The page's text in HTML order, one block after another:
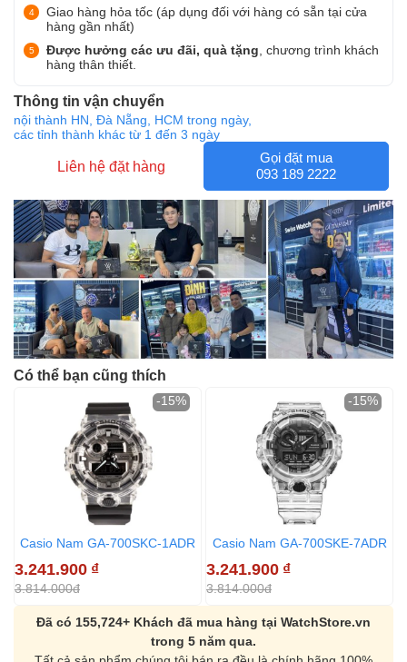
Giao hàng hỏa tốc (áp dụng đối với hàng có sẵn tại cửa
hàng gần nhất)
Được hưởng các ưu đãi, quà tặng , chương trình khách
hàng thân thiết.
Thông tin vận chuyển
nội thành HN, Đà Nẵng, HCM trong ngày,
các tỉnh thành khác từ 1 đến 3 ngày
Liên hệ đặt hàng
Gọi đặt mua
093 189 2222
Có thể bạn cũng thích
Casio Nam GA-700SKC-1ADR
3.241.900 ₫
3.814.000đ
-15%
Casio Nam GA-700SKE-7ADR
3.241.900 ₫
3.814.000đ
-15%
Đã có 155,724+ Khách đã mua hàng tại WatchStore.vn
trong 5 năm qua.